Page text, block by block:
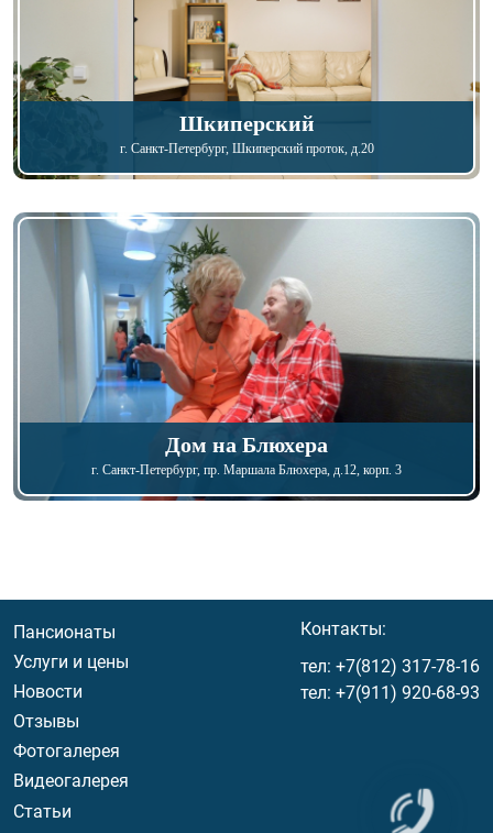
Шкиперский
г. Санкт-Петербург, Шкиперский проток, д.20
Дом на Блюхера
г. Санкт-Петербург, пр. Маршала Блюхера, д.12, корп. 3
Menu footer
Пансионаты
Услуги и цены
Новости
Отзывы
Фотогалерея
Видеогалерея
Статьи
Контакты:
тел: +7(812) 317-78-16
тел: +7(911) 920-68-93